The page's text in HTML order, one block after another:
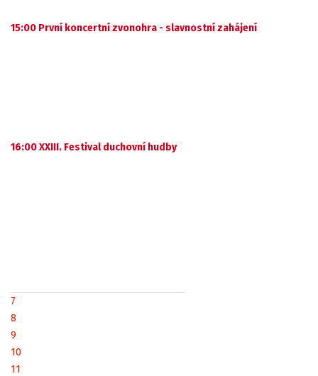
15:00 První koncertní zvonohra - slavnostní zahájení
16:00 XXIII. Festival duchovní hudby
7
8
9
10
11